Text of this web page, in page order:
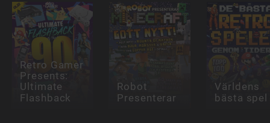
Retro Gamer
Presents:
Ultimate
Flashback
Robot
Presenterar
Världens
bästa spel